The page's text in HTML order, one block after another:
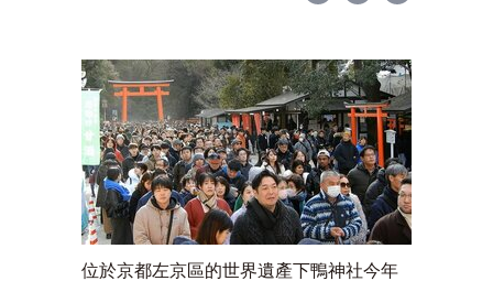
位於京都左京區的世界遺產下鴨神社今年